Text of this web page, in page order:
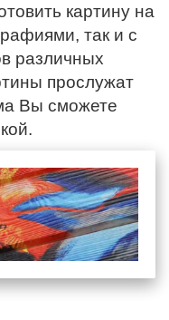
картину на
так и с
различных
прослужат
Вы сможете